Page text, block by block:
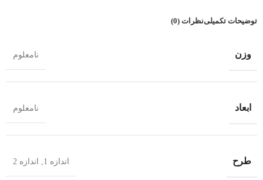
توضیحات تکمیلینظرات (0)
وزن نامعلوم
ابعاد نامعلوم
طرح اندازه 1 , اندازه 2